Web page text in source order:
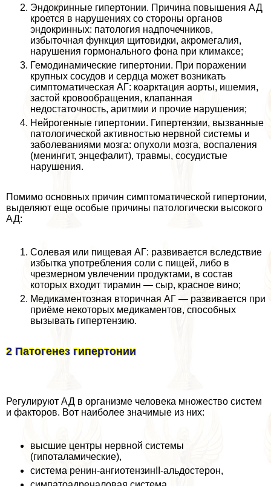
Эндокринные гипертонии. Причина повышения АД
кроется в нарушениях со стороны органов
эндокринных: патология надпочечников,
избыточная функция щитовидки, акромегалия,
нарушения гормонального фона при климaкcе;
Гемодинамические гипертонии. При поражении
крупных сосудов и сердца может возникать
симптоматическая АГ: коарктация аорты, ишемия,
застой кровообращения, клапанная
недостаточность, аритмии и прочие нарушения;
Нейрогенные гипертонии. Гипертензии, вызванные
патологической активностью нервной системы и
заболеваниями мозга: опухоли мозга, воспаления
(менингит, энцефалит), травмы, сосудистые
нарушения.
Помимо основных причин симптоматической гипертонии,
выделяют еще особые причины патологически высокого
АД:
Солевая или пищевая АГ: развивается вследствие
избытка употрeбления соли с пищей, либо в
чрезмерном увлечении продуктами, в состав
которых входит тирамин — сыр, красное вино;
Медикаментозная вторичная АГ — развивается при
приёме некоторых медикаментов, способных
вызывать гипертензию.
2 Патогенез гипертонии
Регулируют АД в организме человека множество систем
и факторов. Вот наиболее значимые из них:
высшие центры нервной системы
(гипоталамические),
система ренин-ангиотензинII-альдостерон,